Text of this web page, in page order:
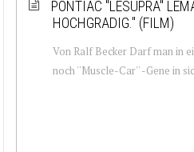
PONTIAC ''LESUPRA''
HOCHGRADIG.'' (FILM)
Von Ralf Becker Darf man in
noch ''Muscle-Car'' -Gene in